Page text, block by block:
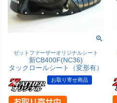
ゼットファーザーオリジナルシート
新CB400F(NC36)
タックロールシート（変形有）
お取り寄せ商品